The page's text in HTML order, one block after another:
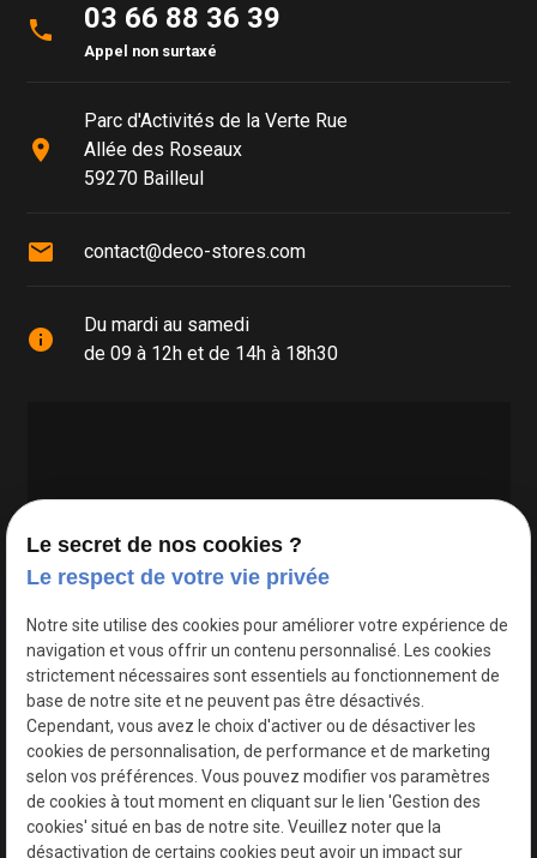
phone 03 66 88 36 39
Appel non surtaxé
place
Parc d'Activités de la Verte Rue
Allée des Roseaux
59270 Bailleul
mail contact@deco-stores.com
info
Du mardi au samedi
de 09 à 12h et de 14h à 18h30
Google Maps Search API est désactivé.
Le secret de nos cookies ?
Le respect de votre vie privée
Notre site utilise des cookies pour améliorer votre expérience de
navigation et vous offrir un contenu personnalisé. Les cookies
strictement nécessaires sont essentiels au fonctionnement de
base de notre site et ne peuvent pas être désactivés.
Cependant, vous avez le choix d'activer ou de désactiver les
cookies de personnalisation, de performance et de marketing
selon vos préférences. Vous pouvez modifier vos paramètres
de cookies à tout moment en cliquant sur le lien 'Gestion des
cookies' situé en bas de notre site. Veuillez noter que la
désactivation de certains cookies peut avoir un impact sur